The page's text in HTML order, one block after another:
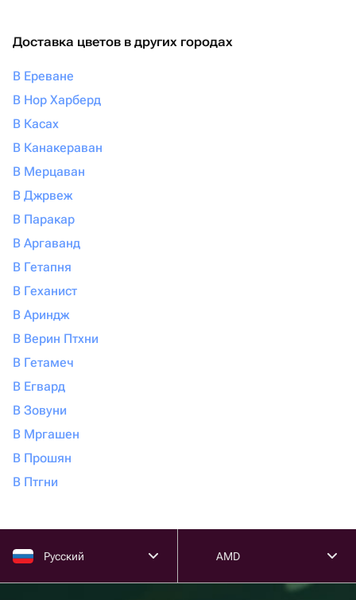
Доставка цветов в других городах
В Ереване
В Нор Харберд
В Касах
В Канакераван
В Мерцаван
В Джрвеж
В Паракар
В Аргаванд
В Гетапня
В Геханист
В Ариндж
В Верин Птхни
В Гетамеч
В Егвард
В Зовуни
В Мргашен
В Прошян
В Птгни
Русский AMD